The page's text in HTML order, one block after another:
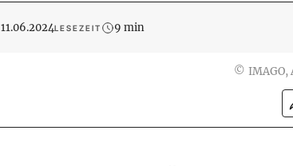
11.06.2024LESEZEIT 9 min
© IMAGO,